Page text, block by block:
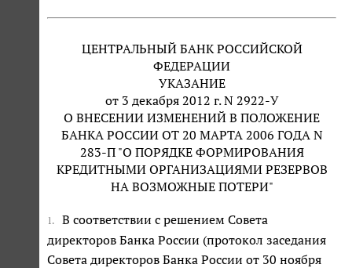
ЦЕНТРАЛЬНЫЙ БАНК РОССИЙСКОЙ
ФЕДЕРАЦИИ
УКАЗАНИЕ
от 3 декабря 2012 г. N 2922-У
О ВНЕСЕНИИ ИЗМЕНЕНИЙ В ПОЛОЖЕНИЕ
БАНКА РОССИИ ОТ 20 МАРТА 2006 ГОДА N
283-П "О ПОРЯДКЕ ФОРМИРОВАНИЯ
КРЕДИТНЫМИ ОРГАНИЗАЦИЯМИ РЕЗЕРВОВ
НА ВОЗМОЖНЫЕ ПОТЕРИ"
1.
В соответствии с решением Совета
директоров Банка России (протокол заседания
Совета директоров Банка России от 30 ноября